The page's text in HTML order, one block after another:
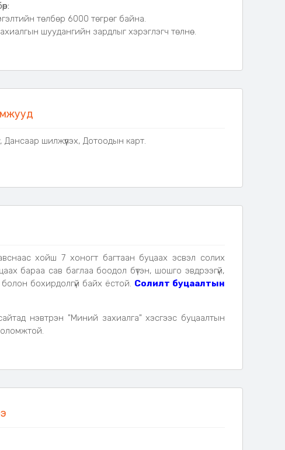
нөхцөлд ашиглах боломжтой
аргаар өтгөн эспрессо бэлтгэнэ
бага дамжуулдаг
төлбөр 6000 төгрөг байна.
шуудангийн зардлыг хэрэглэгч төлнө.
Дансаар шилжүүлэх, Дотоодын карт.
хойш 7 хоногт багтаан буцаах эсвэл солих
бараа сав баглаа боодол бүтэн, шошго эвдрээгүй,
болон бохирдолгүй байх ёстой. Солилт буцаалтын
нэвтрэн "Миний захиалга" хэсгээс буцаалтын